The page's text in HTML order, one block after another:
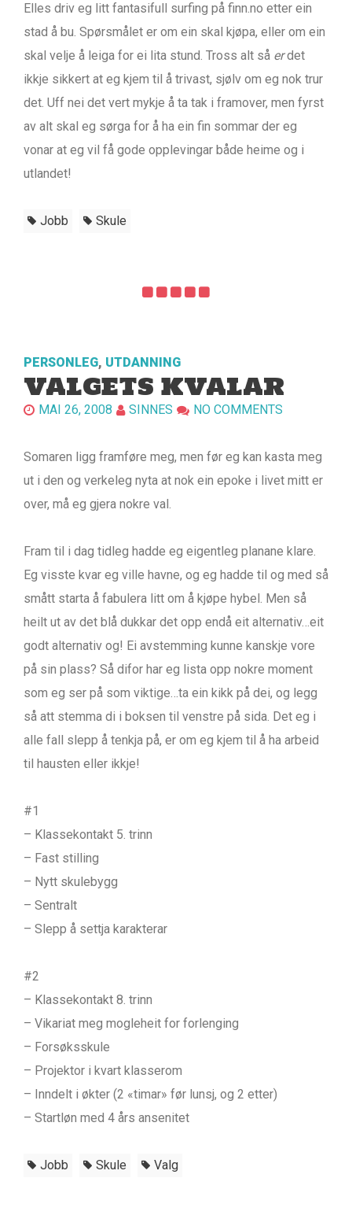
Elles driv eg litt fantasifull surfing på finn.no etter ein
stad å bu. Spørsmålet er om ein skal kjøpa, eller om ein
skal velje å leiga for ei lita stund. Tross alt så erdet
ikkje sikkert at eg kjem til å trivast, sjølv om eg nok trur
det. Uff nei det vert mykje å ta tak i framover, men fyrst
av alt skal eg sørga for å ha ein fin sommar der eg
vonar at eg vil få gode opplevingar både heime og i
utlandet!
Jobb Skule
PERSONLEG, UTDANNING
VALGETS KVALAR
MAI 26, 2008 SINNES NO COMMENTS
Somaren ligg framføre meg, men før eg kan kasta meg
ut i den og verkeleg nyta at nok ein epoke i livet mitt er
over, må eg gjera nokre val.
Fram til i dag tidleg hadde eg eigentleg planane klare.
Eg visste kvar eg ville havne, og eg hadde til og med så
smått starta å fabulera litt om å kjøpe hybel. Men så
heilt ut av det blå dukkar det opp endå eit alternativ…eit
godt alternativ og! Ei avstemming kunne kanskje vore
på sin plass? Så difor har eg lista opp nokre moment
som eg ser på som viktige…ta ein kikk på dei, og legg
så att stemma di i boksen til venstre på sida. Det eg i
alle fall slepp å tenkja på, er om eg kjem til å ha arbeid
til hausten eller ikkje!
#1
– Klassekontakt 5. trinn
– Fast stilling
– Nytt skulebygg
– Sentralt
– Slepp å settja karakterar
#2
– Klassekontakt 8. trinn
– Vikariat meg mogleheit for forlenging
– Forsøksskule
– Projektor i kvart klasserom
– Inndelt i økter (2 «timar» før lunsj, og 2 etter)
– Startløn med 4 års ansenitet
Jobb Skule Valg